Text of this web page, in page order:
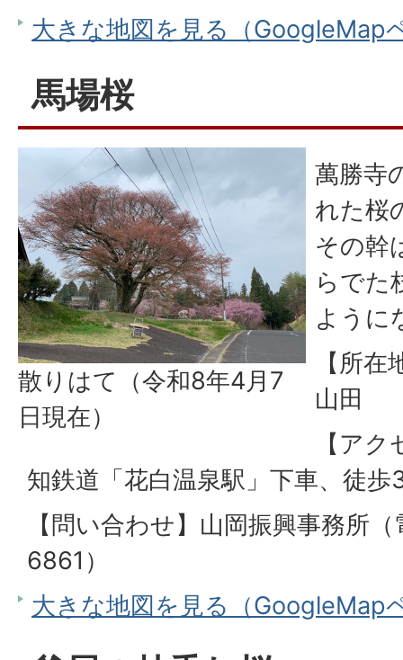
大きな地図を見る（GoogleMap
馬場桜
散りはて（令和8年4月7
日現在）
萬勝寺
れた桜
その幹
らでた
ように
【所
山田
【ア
知鉄道「花白温泉駅」下車、徒歩
【問い合わせ】山岡振興事務所
6861）
大きな地図を見る（GoogleMap